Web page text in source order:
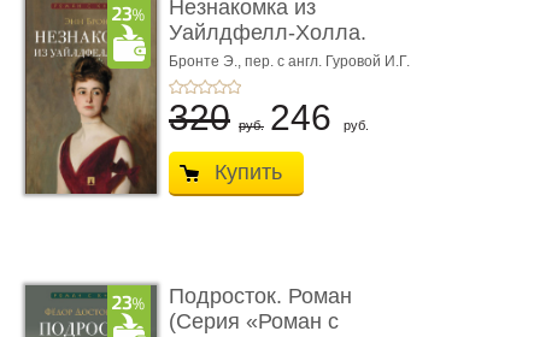
Незнакомка из
Уайлдфелл-Холла.
Роман (Серия «Р� ...
Бронте Э., пер. с англ. Гуровой И.Г.
320 руб. 246 руб.
Купить
Подросток. Роман
(Серия «Роман с